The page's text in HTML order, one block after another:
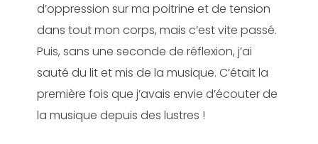
d’oppression sur ma poitrine et de tension
dans tout mon corps, mais c’est vite passé.
Puis, sans une seconde de réflexion, j’ai
sauté du lit et mis de la musique. C’était la
première fois que j’avais envie d’écouter de
la musique depuis des lustres !